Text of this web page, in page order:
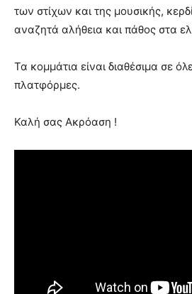
των στίχων και της μουσικής,
αναζητά αλήθεια και πάθος στα
Τα κομμάτια είναι διαθέσιμα σε
πλατφόρμες.
Καλή σας Ακρόαση !